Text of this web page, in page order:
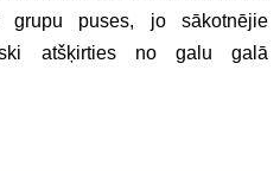
puses, jo sākotnējie
atšķirties no galu galā